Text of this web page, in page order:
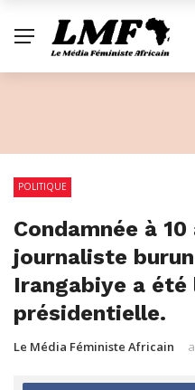
POLITIQUE
Condamnée à
journaliste
Irangabiye a
présidentielle.
Le Média Féministe Africain